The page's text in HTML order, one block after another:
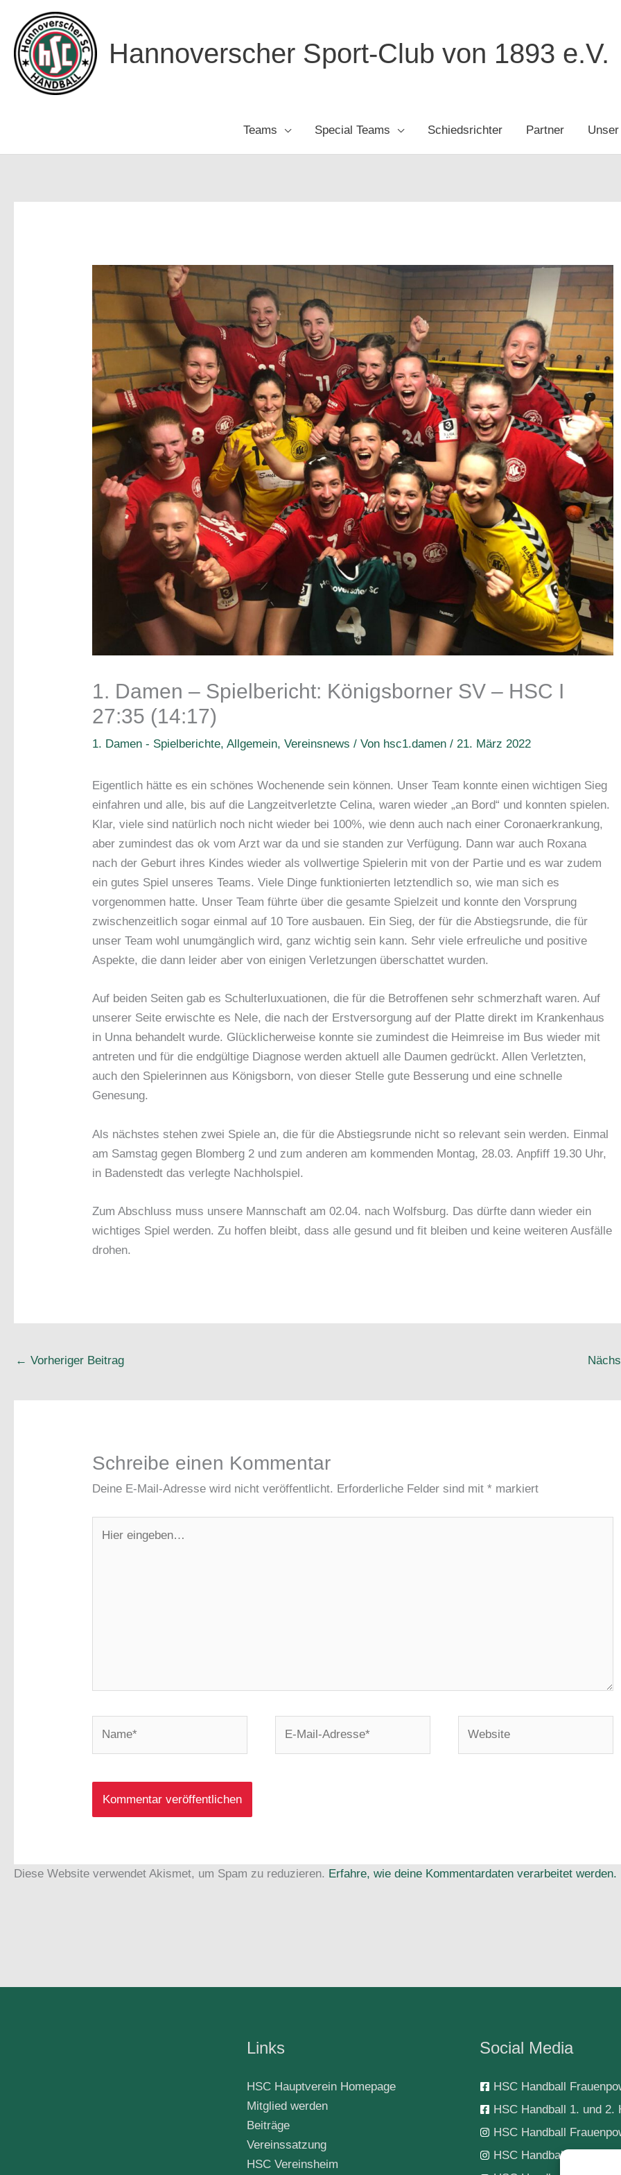
Inhalt
springen
Hannoverscher Sport-Club von 1893 e.V.
Teams Special Teams Schiedsrichter Partner
1. Damen – Spielbericht: Königsborner SV – HSC I
27:35 (14:17)
1. Damen - Spielberichte,Allgemein,Vereinsnews / Von hsc1.damen/21. März 2022
Eigentlich hätte es ein schönes Wochenende sein können. Unser Team konnte einen wichtigen Sieg
einfahren und alle, bis auf die Langzeitverletzte Celina, waren wieder „an Bord“ und konnten spielen.
Klar, viele sind natürlich noch nicht wieder bei 100%, wie denn auch nach einer Coronaerkrankung,
aber zumindest das ok vom Arzt war da und sie standen zur Verfügung. Dann war auch Roxana
nach der Geburt ihres Kindes wieder als vollwertige Spielerin mit von der Partie und es war zudem
ein gutes Spiel unseres Teams. Viele Dinge funktionierten letztendlich so, wie man sich es
vorgenommen hatte. Unser Team führte über die gesamte Spielzeit und konnte den Vorsprung
zwischenzeitlich sogar einmal auf 10 Tore ausbauen. Ein Sieg, der für die Abstiegsrunde, die für
unser Team wohl unumgänglich wird, ganz wichtig sein kann. Sehr viele erfreuliche und positive
Aspekte, die dann leider aber von einigen Verletzungen überschattet wurden.
Auf beiden Seiten gab es Schulterluxuationen, die für die Betroffenen sehr schmerzhaft waren. Auf
unserer Seite erwischte es Nele, die nach der Erstversorgung auf der Platte direkt im Krankenhaus
in Unna behandelt wurde. Glücklicherweise konnte sie zumindest die Heimreise im Bus wieder mit
antreten und für die endgültige Diagnose werden aktuell alle Daumen gedrückt. Allen Verletzten,
auch den Spielerinnen aus Königsborn, von dieser Stelle gute Besserung und eine schnelle
Genesung.
Als nächstes stehen zwei Spiele an, die für die Abstiegsrunde nicht so relevant sein werden. Einmal
am Samstag gegen Blomberg 2 und zum anderen am kommenden Montag, 28.03. Anpfiff 19.30 Uhr,
in Badenstedt das verlegte Nachholspiel.
Zum Abschluss muss unsere Mannschaft am 02.04. nach Wolfsburg. Das dürfte dann wieder ein
wichtiges Spiel werden. Zu hoffen bleibt, dass alle gesund und fit bleiben und keine weiteren Ausfälle
drohen.
← Vorheriger Beitrag
Schreibe einen Kommentar
Deine E-Mail-Adresse wird nicht veröffentlicht. Erforderliche Felder sind mit* markiert
eingeben…
Diese Website verwendet Akismet, um Spam zu reduzieren. Erfahre, wie deine Kommentardaten verarbeitet werden.
Links
HSC Hauptverein Homepage
Mitglied werden
Beiträge
Vereinssatzung
HSC Vereinsheim
Social Media
HSC Handball
HSC Handball 1. und 2.
HSC Handball
HSC Handball 1. Herren